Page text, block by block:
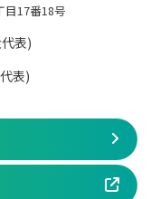
目17番18号
表)
表)